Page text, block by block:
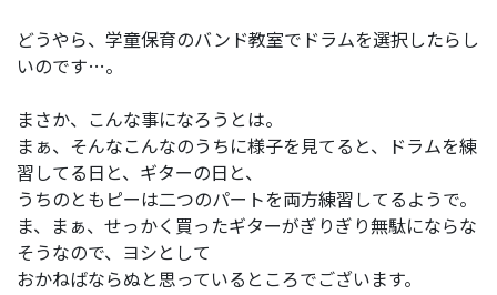
どうやら、学童保育のバンド教室でドラムを選択したらし
いのです…。
まさか、こんな事になろうとは。
まぁ、そんなこんなのうちに様子を見てると、ドラムを練
習してる日と、ギターの日と、
うちのともピーは二つのパートを両方練習してるようで。
ま、まぁ、せっかく買ったギターがぎりぎり無駄にならな
そうなので、ヨシとして
おかねばならぬと思っているところでございます。